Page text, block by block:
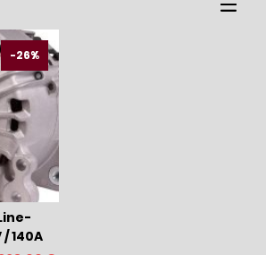
-26%
140A